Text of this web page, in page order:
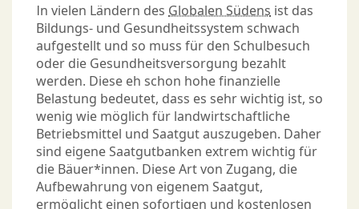
In vielen Ländern des Globalen Südens ist das
Bildungs- und Gesundheitssystem schwach
aufgestellt und so muss für den Schulbesuch
oder die Gesundheitsversorgung bezahlt
werden. Diese eh schon hohe finanzielle
Belastung bedeutet, dass es sehr wichtig ist, so
wenig wie möglich für landwirtschaftliche
Betriebsmittel und Saatgut auszugeben. Daher
sind eigene Saatgutbanken extrem wichtig für
die Bäuer*innen. Diese Art von Zugang, die
Aufbewahrung von eigenem Saatgut,
ermöglicht einen sofortigen und kostenlosen